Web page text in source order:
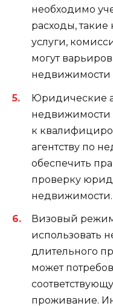
необходимо
расходы,
услуги,
могут
недвижимости
Юридические
недвижимости
к
агентству по
обеспечить
проверку
недвижимости.
Визовый
использовать
длительного
может
проживание.